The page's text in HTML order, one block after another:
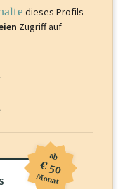
dieses Profils
Zugriff auf
ab
€ 50
Monat